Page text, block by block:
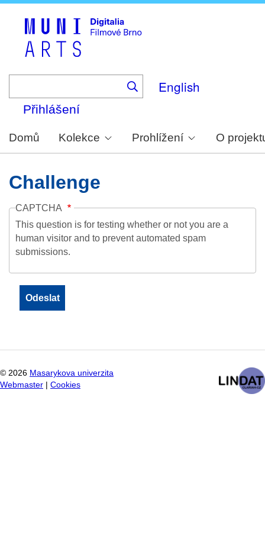
English
Přihlášení
Domů Kolekce Prohlížení O
Challenge
CAPTCHA
This question is for testing whether or not you are a
human visitor and to prevent automated spam
submissions.
© 2026 Masarykova univerzita
Webmaster
Cookies